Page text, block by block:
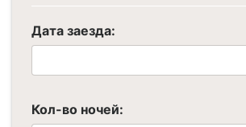
Дата заезда:
Кол-во ночей: